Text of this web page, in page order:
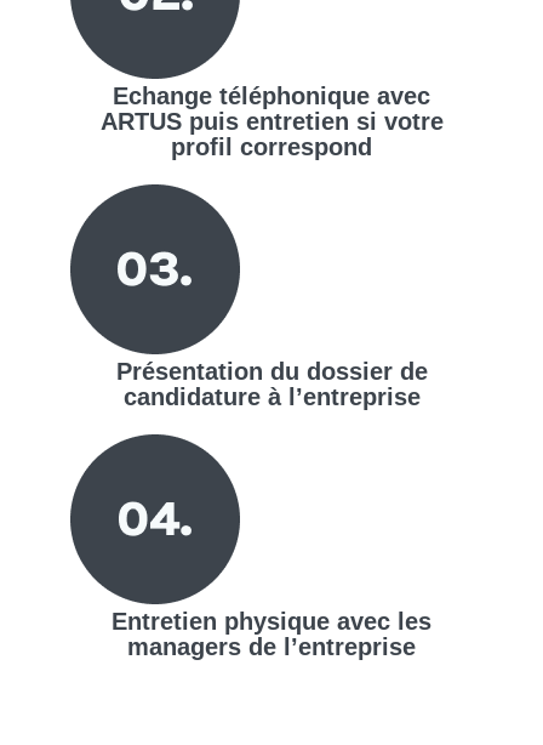
Echange téléphonique avec
ARTUS puis entretien si votre
profil correspond
Présentation du dossier de
candidature à l’entreprise
Entretien physique avec les
managers de l’entreprise